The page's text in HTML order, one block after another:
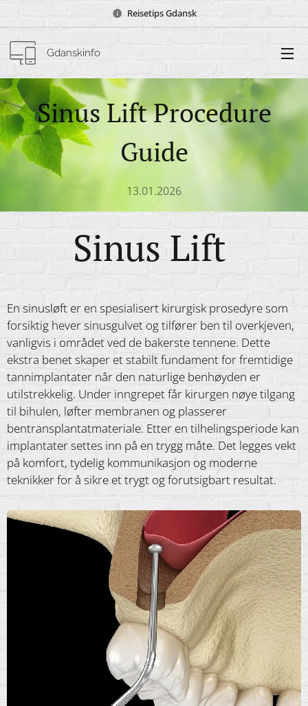
Reisetips Gdansk
Gdanskinfo
Sinus Lift Procedure
Guide
13.01.2026
Sinus Lift
En sinusløft er en spesialisert kirurgisk prosedyre som
forsiktig hever sinusgulvet og tilfører ben til overkjeven,
vanligvis i området ved de bakerste tennene. Dette
ekstra benet skaper et stabilt fundament for fremtidige
tannimplantater når den naturlige benhøyden er
utilstrekkelig. Under inngrepet får kirurgen nøye tilgang
til bihulen, løfter membranen og plasserer
bentransplantatmateriale. Etter en tilhelingsperiode kan
implantater settes inn på en trygg måte. Det legges vekt
på komfort, tydelig kommunikasjon og moderne
teknikker for å sikre et trygt og forutsigbart resultat.